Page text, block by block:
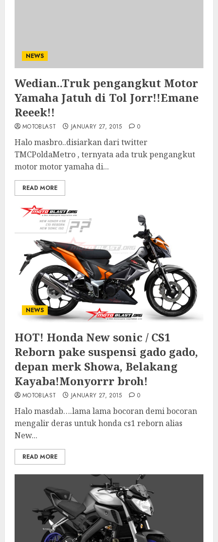
NEWS
Wedian..Truk pengangkut Motor
Yamaha Jatuh di Tol Jorr!!Emane
Reeek!!
MOTOBLAST JANUARY 27, 2015 0
Halo masbro..disiarkan dari twitter
TMCPoldaMetro , ternyata ada truk pengangkut
motor motor yamaha di...
READ MORE
NEWS
HOT! Honda New sonic / CS1
Reborn pake suspensi gado gado,
depan merk Showa, Belakang
Kayaba!Monyorrr broh!
MOTOBLAST JANUARY 27, 2015 0
Halo masdab….lama lama bocoran demi bocoran
mengalir deras untuk honda cs1 reborn alias
New...
READ MORE